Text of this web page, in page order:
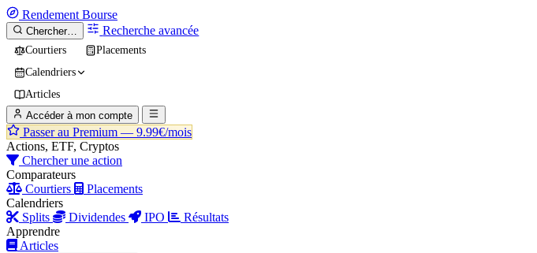
Rendement Bourse
Chercher… Recherche avancée
Courtiers
Placements
Calendriers
Articles
Accéder à mon compte
Passer au Premium — 9.99€/mois
Actions, ETF, Cryptos
Chercher une action
Comparateurs
Courtiers
Placements
Calendriers
Splits
Dividendes IPO
Résultats
Apprendre
Articles